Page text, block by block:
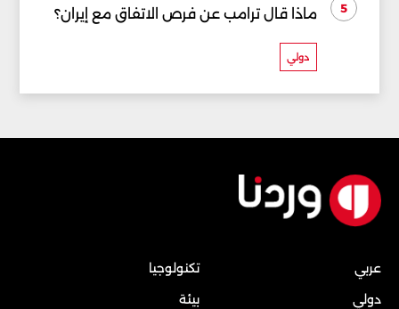
5 ماذا قال ترامب عن فرص الاتفاق مع إيران؟
دولي
عربي
دولي
تكنولوجيا
بيئة